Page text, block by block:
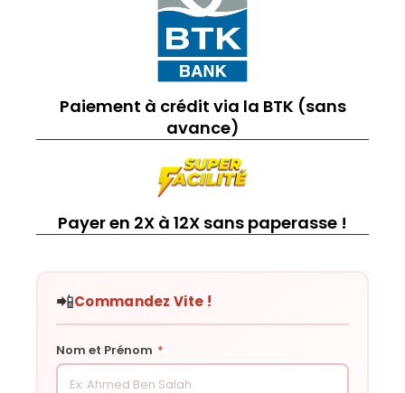
Paiement à crédit via la BTK (sans
avance)
Payer en 2X à 12X sans paperasse !
📲Commandez Vite !
Nom et Prénom *